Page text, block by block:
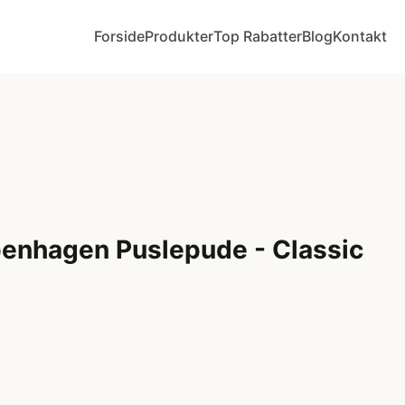
ForsideProdukterTop RabatterBlogKontakt
Puslepude - Classic